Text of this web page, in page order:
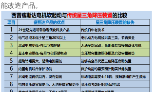
能改造产品。